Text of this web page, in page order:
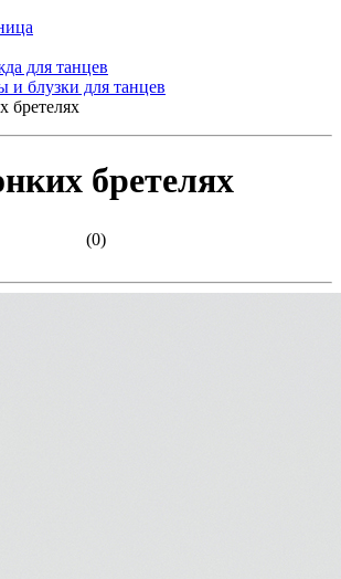
для танцев
и блузки для танцев
бретелях
бретелях
(0)